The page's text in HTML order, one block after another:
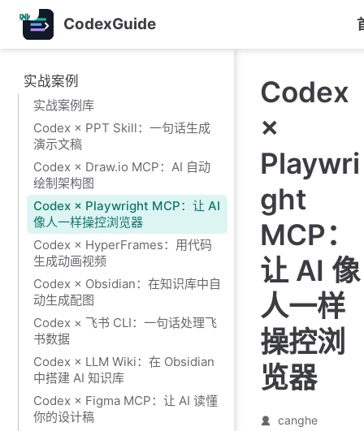
跳
至
主
要
內
CodexGuide
实战案例
实战案例库
Codex × PPT Skill：一句话生成
演示文稿
Codex × Draw.io MCP：AI 自动
绘制架构图
Codex × Playwright MCP：让 AI
像人一样操控浏览器
Codex × HyperFrames：用代码
生成动画视频
Codex × Obsidian：在知识库中自
动生成配图
Codex × 飞书 CLI：一句话处理飞
书数据
Codex × LLM Wiki：在 Obsidian
中搭建 AI 知识库
Codex × Figma MCP：让 AI 读懂
你的设计稿
Codex
×
Playwri
ght
MCP：
让 AI 像
人一样
操控浏
览器
canghe